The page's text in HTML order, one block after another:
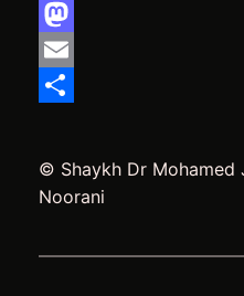
Facebook
Mastodon
Email
© Shaykh Dr Mohamed
Noorani